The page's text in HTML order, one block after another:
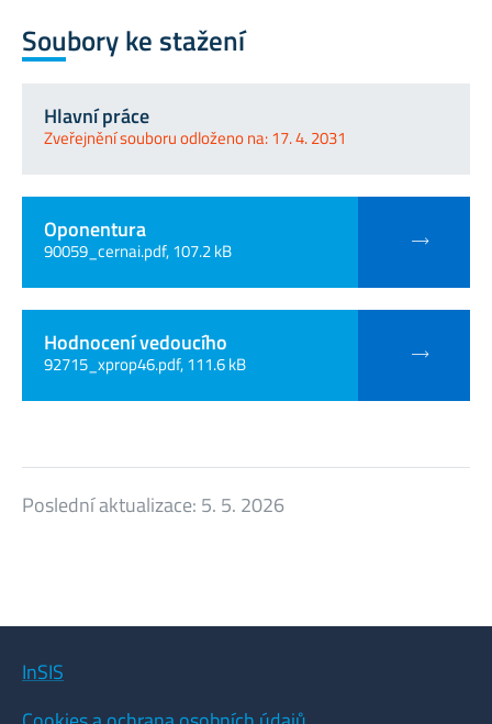
Soubory ke stažení
Hlavní práce
Zveřejnění souboru odloženo na: 17. 4. 2031
Oponentura
90059_cernai.pdf, 107.2 kB
Hodnocení vedoucího
92715_xprop46.pdf, 111.6 kB
Poslední aktualizace: 5. 5. 2026
InSIS